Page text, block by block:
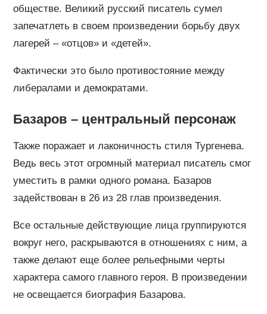
обществе. Великий русский писатель сумел
запечатлеть в своем произведении борьбу двух
лагерей – «отцов» и «детей».
Фактически это было противостояние между
либералами и демократами.
Базаров – центральный персонаж
Также поражает и лаконичность стиля Тургенева.
Ведь весь этот огромный материал писатель смог
уместить в рамки одного романа. Базаров
задействован в 26 из 28 глав произведения.
Все остальные действующие лица группируются
вокруг него, раскрываются в отношениях с ним, а
также делают еще более рельефными черты
характера самого главного героя. В произведении
не освещается биография Базарова.